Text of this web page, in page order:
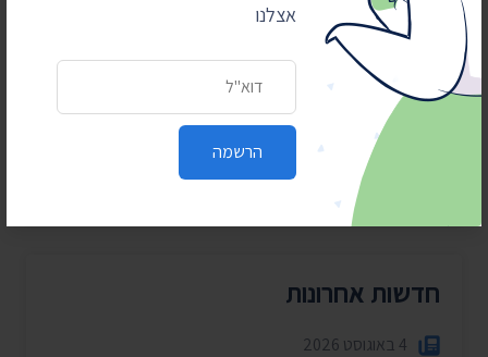
אצלנו
הרשמה
חדשות אחרונות
4 באוגוסט 2026